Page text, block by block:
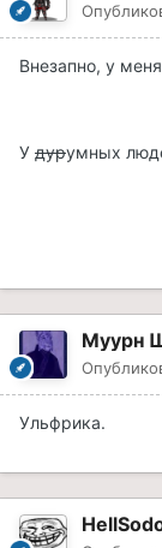
Внезапно, у
У дурумных
Муурн
Ульфрика.